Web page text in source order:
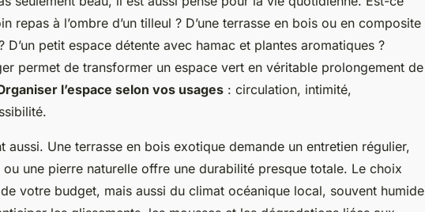
repas à l’ombre d’un tilleul ? D’une terrasse en bois ou en composite
D’un petit espace détente avec hamac et plantes aromatiques ?
permet de transformer un espace vert en véritable prolongement de
l’espace selon vos usages : circulation, intimité,
aussi. Une terrasse en bois exotique demande un entretien régulier,
ou une pierre naturelle offre une durabilité presque totale. Le choix
votre budget, mais aussi du climat océanique local, souvent humide